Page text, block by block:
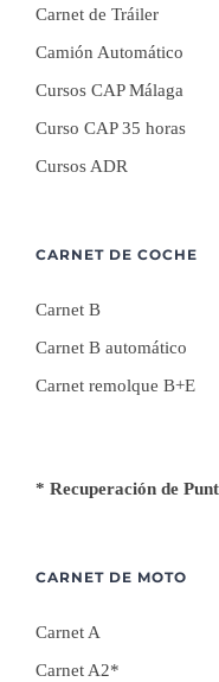
Carnet de Tráiler
Camión Automático
Cursos CAP Málaga
Curso CAP 35 horas
Cursos ADR
CARNET DE COCHE
Carnet B
Carnet B automático
Carnet remolque B+E
* Recuperación de
CARNET DE MOTO
Carnet A
Carnet A2*